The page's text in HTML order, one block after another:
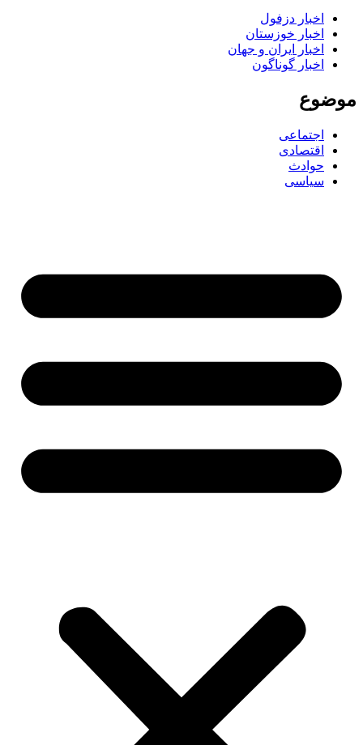
اخبار دزفول
اخبار خوزستان
اخبار ایران و جهان
اخبار گوناگون
اجتماعی
اقتصادی
حوادث
سیاسی